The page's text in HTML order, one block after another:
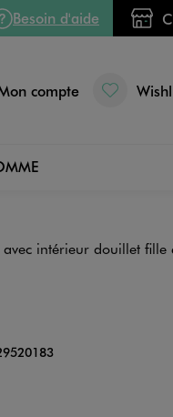
Besoin d'aide
compte
intérieur douillet fille